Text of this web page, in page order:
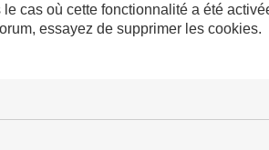
cas où cette fonctionnalité a été
essayez de supprimer les cookies.